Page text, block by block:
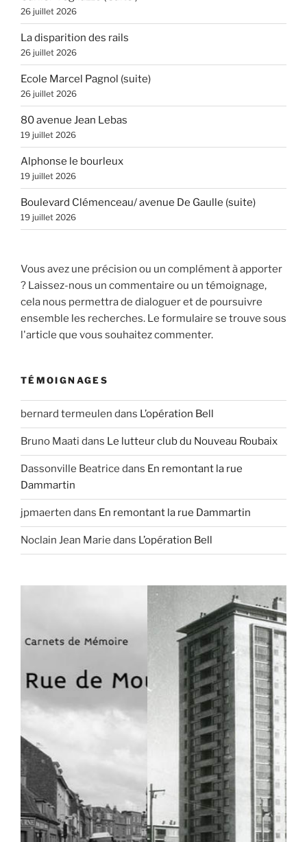
26 juillet 2026
La disparition des rails
26 juillet 2026
Ecole Marcel Pagnol (suite)
26 juillet 2026
80 avenue Jean Lebas
19 juillet 2026
Alphonse le bourleux
19 juillet 2026
Boulevard Clémenceau/ avenue De Gaulle (suite)
19 juillet 2026
Vous avez une précision ou un complément à apporter
? Laissez-nous un commentaire ou un témoignage,
cela nous permettra de dialoguer et de poursuivre
ensemble les recherches. Le formulaire se trouve sous
l'article que vous souhaitez commenter.
TÉMOIGNAGES
bernard termeulen dans L’opération Bell
Bruno Maati dans Le lutteur club du Nouveau Roubaix
Dassonville Beatrice dans En remontant la rue
Dammartin
jpmaerten dans En remontant la rue Dammartin
Noclain Jean Marie dans L’opération Bell